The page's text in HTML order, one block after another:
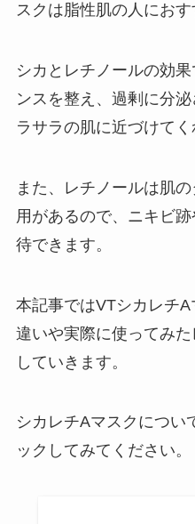
スクは脂性肌の人におす
シカとレチノールの効
ンスを整え、過剰に分
ラサラの肌に近づけてく
また、レチノールは肌
用があるので、ニキビ
待できます。
本記事ではVTシカレチ
違いや実際に使ってみ
していきます。
シカレチAマスクについ
ックしてみてください。